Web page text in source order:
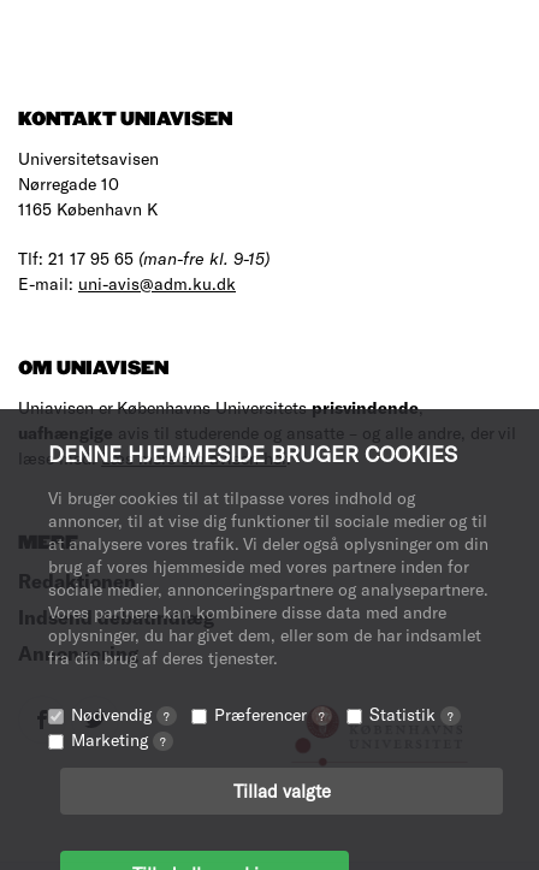
DENNE HJEMMESIDE BRUGER COOKIES
Vi bruger cookies til at tilpasse vores indhold og
annoncer, til at vise dig funktioner til sociale medier og til
at analysere vores trafik. Vi deler også oplysninger om din
brug af vores hjemmeside med vores partnere inden for
sociale medier, annonceringspartnere og analysepartnere.
Vores partnere kan kombinere disse data med andre
oplysninger, du har givet dem, eller som de har indsamlet
fra din brug af deres tjenester.
Nødvendig ? Præferencer ? Statistik ?
Marketing ?
Tillad valgte
KONTAKT UNIAVISEN
Universitetsavisen
Nørregade 10
1165 København K
Tlf: 21 17 95 65 (man-fre kl. 9-15)
E-mail: uni-avis@adm.ku.dk
OM UNIAVISEN
Uniavisen er Københavns Universitetsprisvindende,
uafhængige avis til studerende og ansatte – og alle andre, der vil
læse med.Læs mere om avisen her.
MERE
Redaktionen
Indsend debatindlæg
Annoncering